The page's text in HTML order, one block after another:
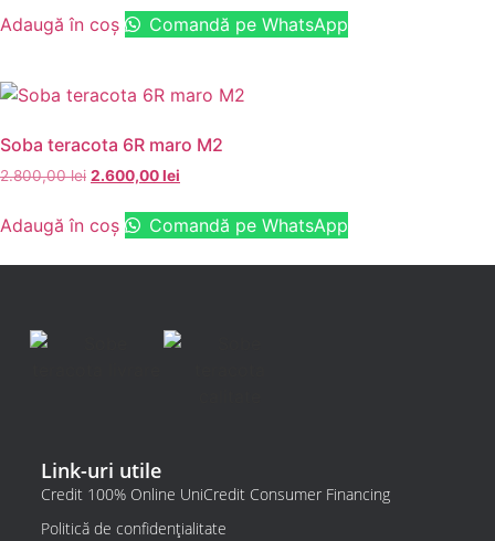
Adaugă în coș Comandă pe WhatsApp
Soba teracota 6R maro M2
2.800,00lei 2.600,00lei
Adaugă în coș Comandă pe WhatsApp
Link-uri utile
Credit 100% Online UniCredit Consumer Financing
Politică de confidențialitate